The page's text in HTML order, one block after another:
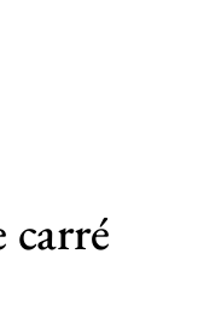
carré